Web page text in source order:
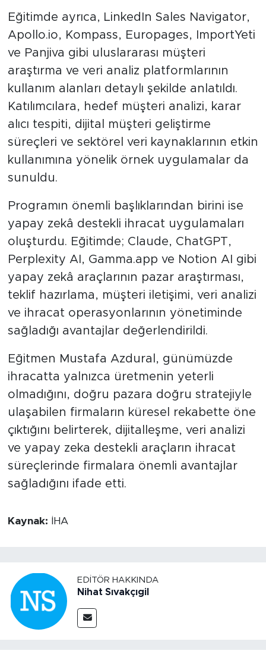
Eğitimde ayrıca, LinkedIn Sales Navigator,
Apollo.io, Kompass, Europages, ImportYeti
ve Panjiva gibi uluslararası müşteri
araştırma ve veri analiz platformlarının
kullanım alanları detaylı şekilde anlatıldı.
Katılımcılara, hedef müşteri analizi, karar
alıcı tespiti, dijital müşteri geliştirme
süreçleri ve sektörel veri kaynaklarının etkin
kullanımına yönelik örnek uygulamalar da
sunuldu.
Programın önemli başlıklarından birini ise
yapay zekâ destekli ihracat uygulamaları
oluşturdu. Eğitimde; Claude, ChatGPT,
Perplexity AI, Gamma.app ve Notion AI gibi
yapay zekâ araçlarının pazar araştırması,
teklif hazırlama, müşteri iletişimi, veri analizi
ve ihracat operasyonlarının yönetiminde
sağladığı avantajlar değerlendirildi.
Eğitmen Mustafa Azdural, günümüzde
ihracatta yalnızca üretmenin yeterli
olmadığını, doğru pazara doğru stratejiyle
ulaşabilen firmaların küresel rekabette öne
çıktığını belirterek, dijitalleşme, veri analizi
ve yapay zeka destekli araçların ihracat
süreçlerinde firmalara önemli avantajlar
sağladığını ifade etti.
Kaynak: İHA
EDITÖR HAKKINDA
Nihat Sıvakçıgil